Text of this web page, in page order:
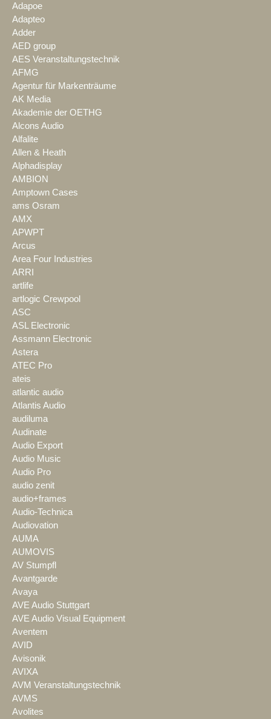
Adapoe
Adapteo
Adder
AED group
AES Veranstaltungstechnik
AFMG
Agentur für Markenträume
AK Media
Akademie der OETHG
Alcons Audio
Alfalite
Allen & Heath
Alphadisplay
AMBION
Amptown Cases
ams Osram
AMX
APWPT
Arcus
Area Four Industries
ARRI
artlife
artlogic Crewpool
ASC
ASL Electronic
Assmann Electronic
Astera
ATEC Pro
ateis
atlantic audio
Atlantis Audio
audiluma
Audinate
Audio Export
Audio Music
Audio Pro
audio zenit
audio+frames
Audio-Technica
Audiovation
AUMA
AUMOVIS
AV Stumpfl
Avantgarde
Avaya
AVE Audio Stuttgart
AVE Audio Visual Equipment
Aventem
AVID
Avisonik
AVIXA
AVM Veranstaltungstechnik
AVMS
Avolites